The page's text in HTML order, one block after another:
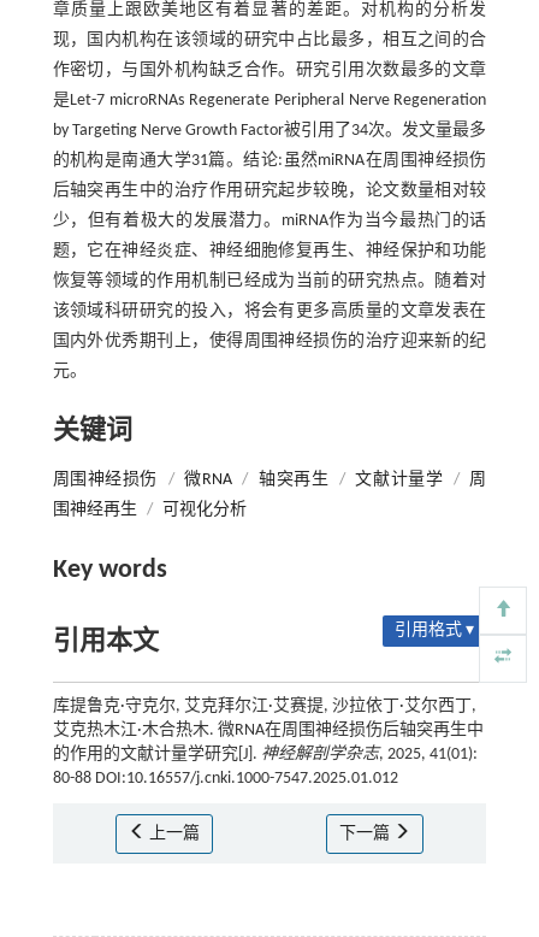
章质量上跟欧美地区有着显著的差距。对机构的分析发
现，国内机构在该领域的研究中占比最多，相互之间的合
作密切，与国外机构缺乏合作。研究引用次数最多的文章
是Let-7 microRNAs Regenerate Peripheral Nerve Regeneration
by Targeting Nerve Growth Factor被引用了34次。发文量最多
的机构是南通大学31篇。结论:虽然miRNA在周围神经损伤
后轴突再生中的治疗作用研究起步较晚，论文数量相对较
少，但有着极大的发展潜力。miRNA作为当今最热门的话
题，它在神经炎症、神经细胞修复再生、神经保护和功能
恢复等领域的作用机制已经成为当前的研究热点。随着对
该领域科研研究的投入，将会有更多高质量的文章发表在
国内外优秀期刊上，使得周围神经损伤的治疗迎来新的纪
元。
关键词
周围神经损伤 / 微RNA / 轴突再生 / 文献计量学 / 周
围神经再生 / 可视化分析
Key words
引用本文 引用格式 ▾
库提鲁克·守克尔, 艾克拜尔江·艾赛提, 沙拉依丁·艾尔西丁,
艾克热木江·木合热木. 微RNA在周围神经损伤后轴突再生中
的作用的文献计量学研究[J]. 神经解剖学杂志, 2025, 41(01):
80-88 DOI:10.16557/j.cnki.1000-7547.2025.01.012
上一篇 下一篇